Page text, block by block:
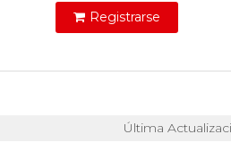
Registrarse
Última